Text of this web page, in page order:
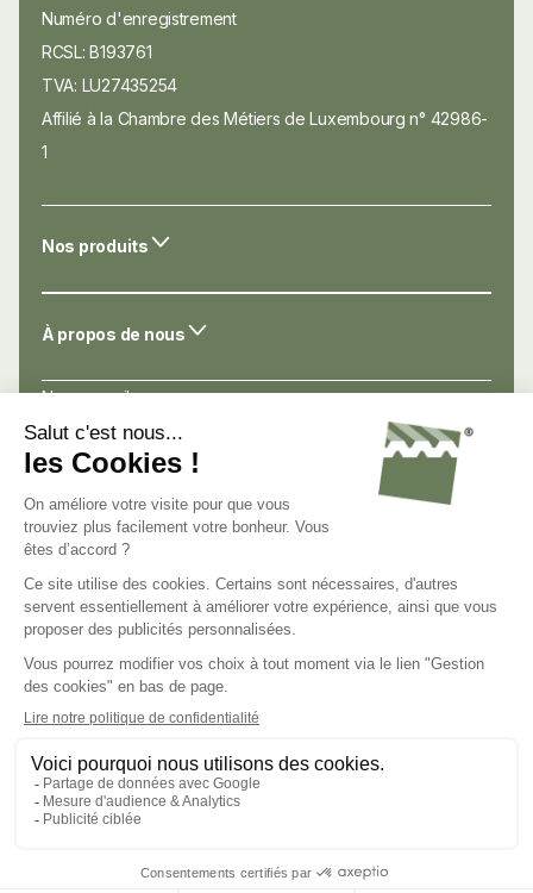
Numéro d'enregistrement
RCSL: B193761
TVA: LU27435254
Affilié à la Chambre des Métiers de Luxembourg n° 42986-
1
À propos de nous
Nos conseils
Nos atouts
Avis de nos clients
Nous connaître
Nous contacter
C.G.V.
Mentions légales
Politique de confidentialité
Gestion des cookies
Groupe Steel Shed
Steel Shed for Business
Nos produits